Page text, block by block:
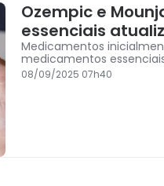
Ozempic e
essenciais
Medicamentos
medicamentos
08/09/2025 07h40